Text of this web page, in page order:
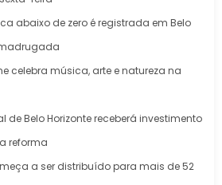
abaixo de zero é registrada em Belo
celebra música, arte e natureza na
de Belo Horizonte receberá investimento
reforma
a ser distribuído para mais de 52